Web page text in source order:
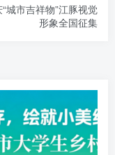
城市吉祥物”江豚视觉
形象全国征集